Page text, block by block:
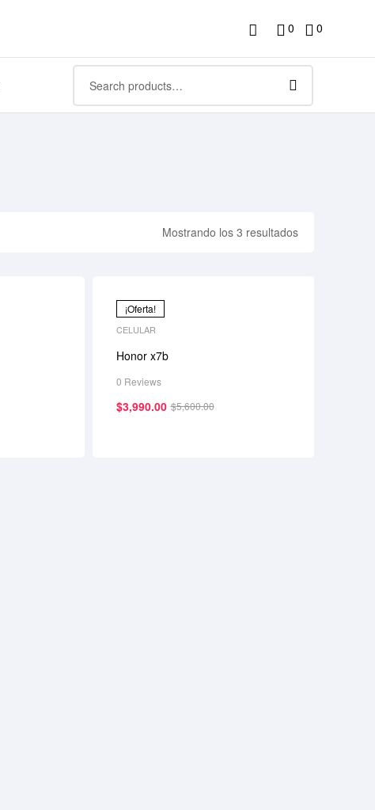
0 0
Mostrando los 3 resultados
¡Oferta!
CELULAR
Honor x7b
0 Reviews
$5,600.00
$3,990.00